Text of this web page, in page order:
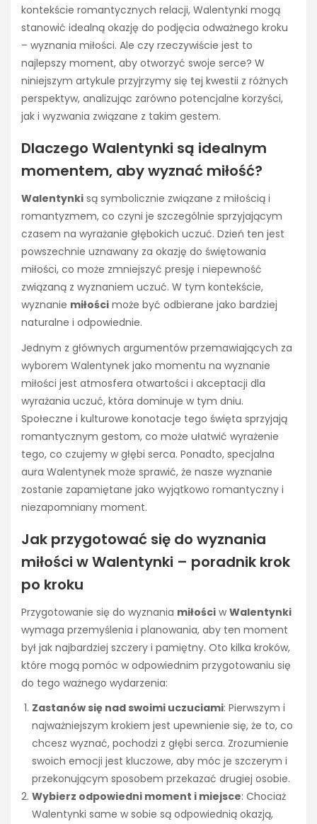
kontekście romantycznych relacji, Walentynki mogą
stanowić idealną okazję do podjęcia odważnego kroku
– wyznania miłości. Ale czy rzeczywiście jest to
najlepszy moment, aby otworzyć swoje serce? W
niniejszym artykule przyjrzymy się tej kwestii z różnych
perspektyw, analizując zarówno potencjalne korzyści,
jak i wyzwania związane z takim gestem.
Dlaczego Walentynki są idealnym
momentem, aby wyznać miłość?
Walentynki są symbolicznie związane z miłością i
romantyzmem, co czyni je szczególnie sprzyjającym
czasem na wyrażanie głębokich uczuć. Dzień ten jest
powszechnie uznawany za okazję do świętowania
miłości, co może zmniejszyć presję i niepewność
związaną z wyznaniem uczuć. W tym kontekście,
wyznanie miłości może być odbierane jako bardziej
naturalne i odpowiednie.
Jednym z głównych argumentów przemawiających za
wyborem Walentynek jako momentu na wyznanie
miłości jest atmosfera otwartości i akceptacji dla
wyrażania uczuć, która dominuje w tym dniu.
Społeczne i kulturowe konotacje tego święta sprzyjają
romantycznym gestom, co może ułatwić wyrażenie
tego, co czujemy w głębi serca. Ponadto, specjalna
aura Walentynek może sprawić, że nasze wyznanie
zostanie zapamiętane jako wyjątkowo romantyczny i
niezapomniany moment.
Jak przygotować się do wyznania
miłości w Walentynki – poradnik krok
po kroku
Przygotowanie się do wyznania miłości w Walentynki
wymaga przemyślenia i planowania, aby ten moment
był jak najbardziej szczery i pamiętny. Oto kilka kroków,
które mogą pomóc w odpowiednim przygotowaniu się
do tego ważnego wydarzenia:
Zastanów się nad swoimi uczuciami: Pierwszym i
najważniejszym krokiem jest upewnienie się, że to, co
chcesz wyznać, pochodzi z głębi serca. Zrozumienie
swoich emocji jest kluczowe, aby móc je szczerym i
przekonującym sposobem przekazać drugiej osobie.
Wybierz odpowiedni moment i miejsce: Chociaż
Walentynki same w sobie są odpowiednią okazją,